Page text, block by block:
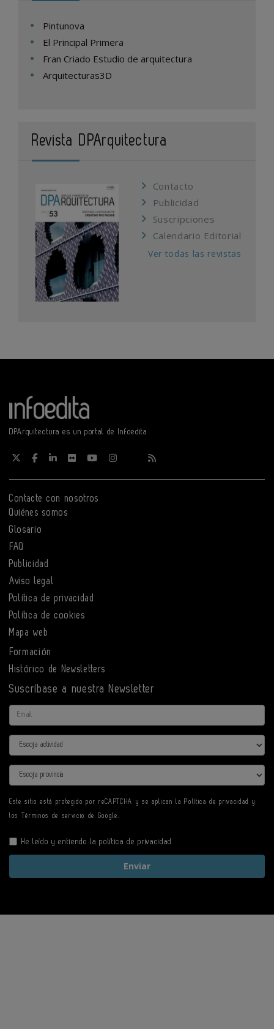
Pintunova
El Principal Primera
Fran Criado Estudio de arquitectura
Arquitecturas3D
Revista DPArquitectura
Contacto
Publicidad
Suscripciones
Calendario Editorial
Ver todas las revistas
DPArquitectura es un portal de Infoedita
Contacte con nosotros
Quiénes somos
Glosario
FAQ
Publicidad
Aviso legal
Política de privacidad
Política de cookies
Mapa web
Formación
Histórico de Newsletters
Suscríbase a nuestra Newsletter
Email
Actividad
Provincia
Este sitio está protegido por reCAPTCHA y se aplican la Política de privacidad y
los Términos de servicio de Google.
He leído y entiendo lapolítica de privacidad
Enviar